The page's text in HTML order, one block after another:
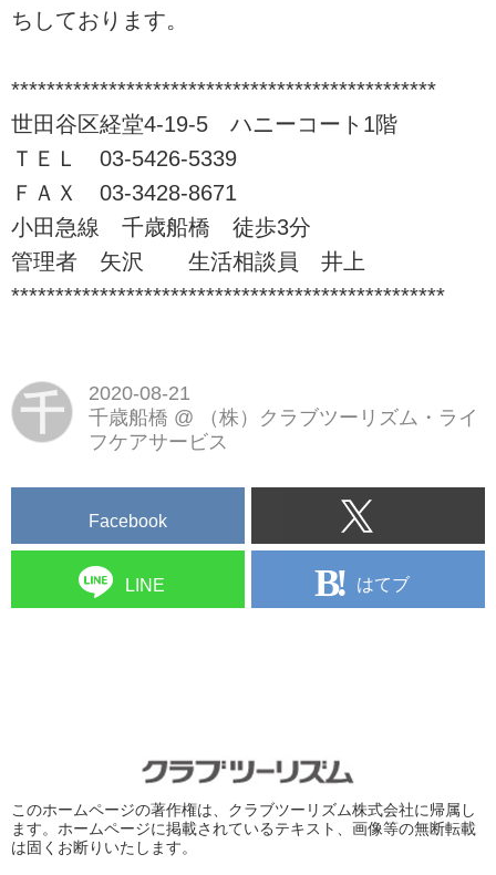
ちしております。
************************************************
世田谷区経堂4-19-5 ハニーコート1階
ＴＥＬ 03-5426-5339
ＦＡＸ 03-3428-8671
小田急線 千歳船橋 徒歩3分
管理者 矢沢 生活相談員 井上
*************************************************
千
2020-08-21
千歳船橋 @
（株）クラブツーリズム・ライ
フケアサービス
Facebook
LINE はてブ
このホームページの著作権は、クラブツーリズム株式会社に帰属し
ます。ホームページに掲載されているテキスト、画像等の無断転載
は固くお断りいたします。